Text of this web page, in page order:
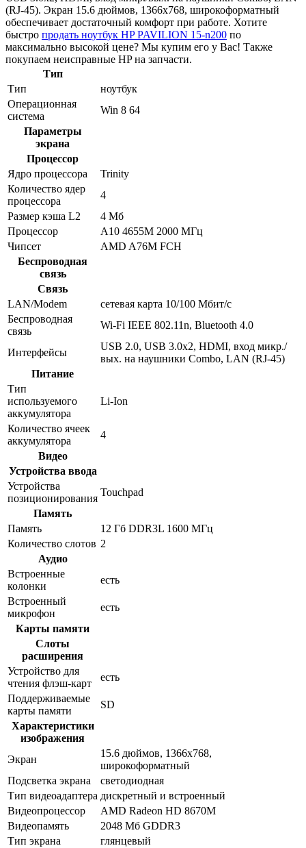
(RJ-45). Экран 15.6 дюймов, 1366x768, широкоформатный
обеспечивает достаточный комфорт при работе. Хотите
быстро продать ноутбук HP PAVILION 15-n200 по
максимально высокой цене? Мы купим его у Вас! Также
покупаем неисправные HP на запчасти.
Тип
Тип
ноутбук
Операционная
система
Win 8 64
Параметры
экрана
Процессор
Ядро процессора
Trinity
Количество ядер
процессора
4
Размер кэша L2
4 Мб
Процессор
A10 4655M 2000 МГц
Чипсет
AMD A76M FCH
Беспроводная
связь
Связь
LAN/Modem
сетевая карта 10/100 Мбит/c
Беспроводная
связь
Wi-Fi IEEE 802.11n, Bluetooth 4.0
Интерфейсы
USB 2.0, USB 3.0x2, HDMI, вход микр./
вых. на наушники Combo, LAN (RJ-45)
Питание
Тип
используемого
аккумулятора
Li-Ion
Количество ячеек
аккумулятора
4
Видео
Устройства ввода
Устройства
позиционирования
Touchpad
Память
Память
12 Гб DDR3L 1600 МГц
Количество слотов 2
Аудио
Встроенные
колонки
есть
Встроенный
микрофон
есть
Карты памяти
Слоты
расширения
Устройство для
чтения флэш-карт
есть
Поддерживаемые
карты памяти
SD
Характеристики
изображения
Экран
15.6 дюймов, 1366x768,
широкоформатный
Подсветка экрана
светодиодная
Тип видеоадаптера дискретный и встроенный
Видеопроцессор
AMD Radeon HD 8670M
Видеопамять
2048 Мб GDDR3
Тип экрана
глянцевый